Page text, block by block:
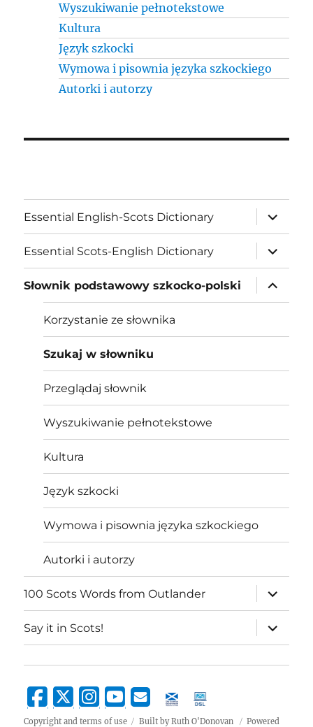
Wyszukiwanie pełnotekstowe
Kultura
Język szkocki
Wymowa i pisownia języka szkockiego
Autorki i autorzy
Essential English-Scots Dictionary
expand
child
menu
Essential Scots-English Dictionary
expand
child
menu
Słownik podstawowy szkocko-polski
expand
child
menu
Korzystanie ze słownika
Szukaj w słowniku
Przeglądaj słownik
Wyszukiwanie pełnotekstowe
Kultura
Język szkocki
Wymowa i pisownia języka szkockiego
Autorki i autorzy
100 Scots Words from Outlander
expand
child
menu
Say it in Scots!
expand
child
menu
Copyright and terms of use Built by Ruth O'Donovan Powered